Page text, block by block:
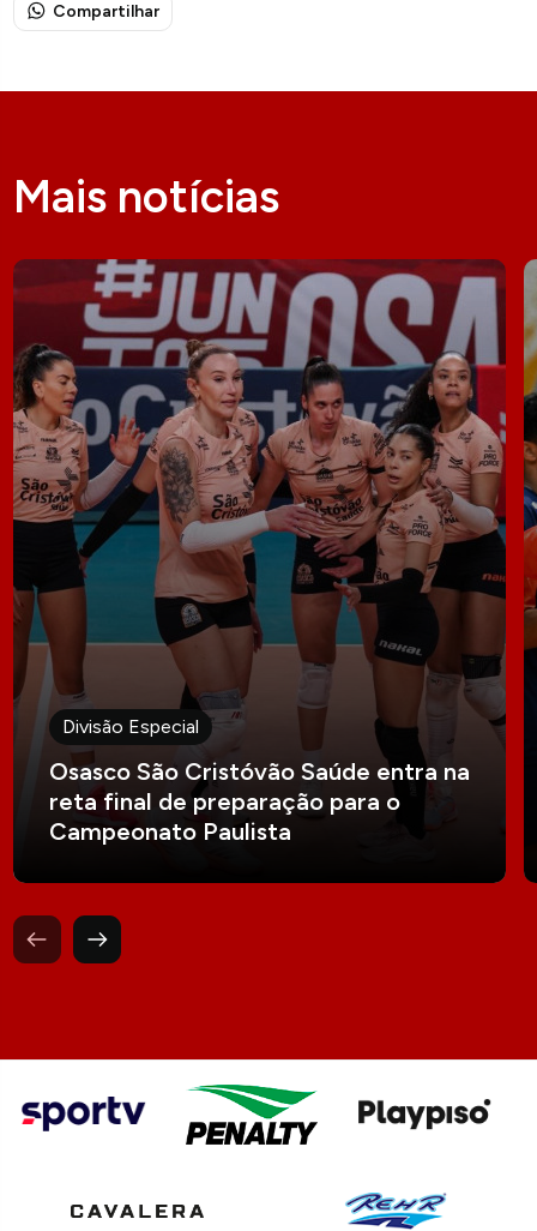
Compartilhar
Mais notícias
Divisão Especial
Osasco São Cristóvão Saúde entra na
reta final de preparação para o
Campeonato Paulista